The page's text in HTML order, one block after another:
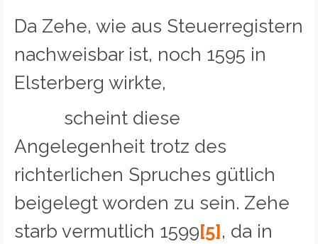
Da Zehe, wie aus Steuerregistern
nachweisbar ist, noch 1595 in
Elsterberg wirkte,
scheint diese
Angelegenheit trotz des
richterlichen Spruches gütlich
beigelegt worden zu sein. Zehe
starb vermutlich 1599[5], da in